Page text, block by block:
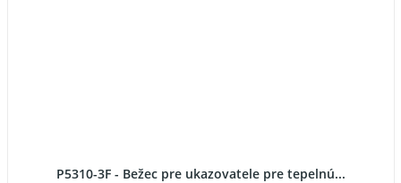
P5310-3F - Bežec pre ukazovatele pre tepelnú...